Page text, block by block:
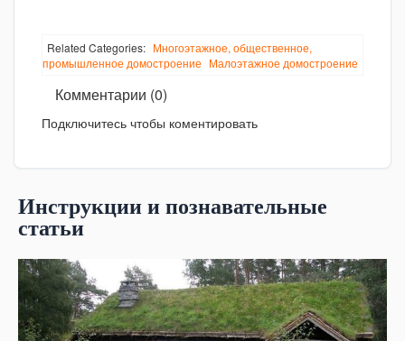
Related Categories: Многоэтажное, общественное,
промышленное домостроение Малоэтажное домостроение
Комментарии (0)
Подключитесь чтобы коментировать
Инструкции и познавательные
статьи